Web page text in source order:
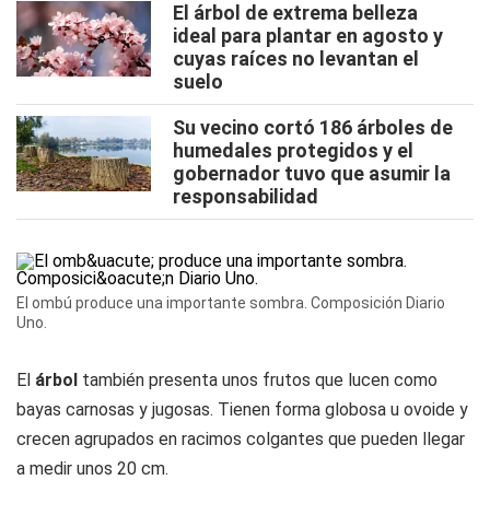
El árbol de extrema belleza
ideal para plantar en agosto y
cuyas raíces no levantan el
suelo
Su vecino cortó 186 árboles de
humedales protegidos y el
gobernador tuvo que asumir la
responsabilidad
El ombú produce una importante sombra. Composición Diario
Uno.
El árbol también presenta unos frutos que lucen como
bayas carnosas y jugosas. Tienen forma globosa u ovoide y
crecen agrupados en racimos colgantes que pueden llegar
a medir unos 20 cm.